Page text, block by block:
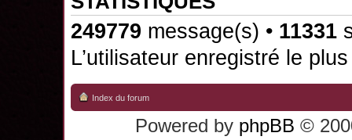
249779 message(s) • 11331
L’utilisateur enregistré le
Index du forum
Powered by phpBB ©